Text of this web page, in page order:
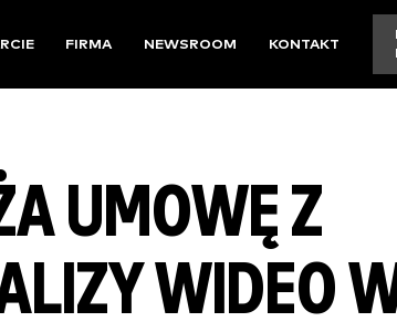
FIRMA NEWSROOM KONTAKT
UMOWĘ Z
WIDEO